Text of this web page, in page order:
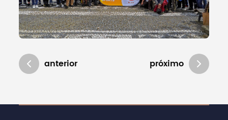
anterior próximo
Atualizado em 12/05/2026